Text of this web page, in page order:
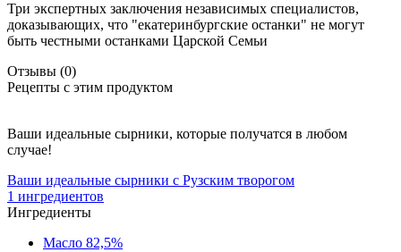
Три экспертных заключения независимых специалистов,
доказывающих, что "екатеринбургские останки" не могут
быть честными останками Царской Семьи
Отзывы (0)
Рецепты с этим продуктом
Ваши идеальные сырники, которые получатся в любом
случае!
Ваши идеальные сырники с Рузским творогом
1 ингредиентов
Ингредиенты
Масло 82,5%